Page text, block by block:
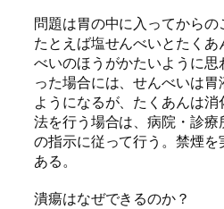
問題は胃の中に入ってからの
たとえば塩せんべいとたく
べいのほうがかたいように
った場合には、せんべいは
ようになるが、たくあんは
法を行う場合は、病院・診
の指示に従って行う。禁煙
ある。
潰瘍はなぜできるのか？